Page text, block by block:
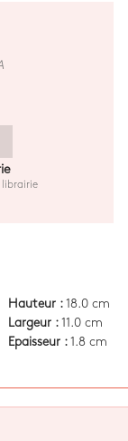
librairie
Hauteur :18.0 cm
Largeur :11.0 cm
Epaisseur :1.8 cm